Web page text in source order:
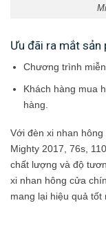
Ưu đãi ra mắt sản
Chương trình
Khách hàng mua
hàng.
Với đèn xi nhan
Mighty 2017, 76s,
chất lượng và độ
xi nhan hông cửa
mang lại hiệu quả tốt